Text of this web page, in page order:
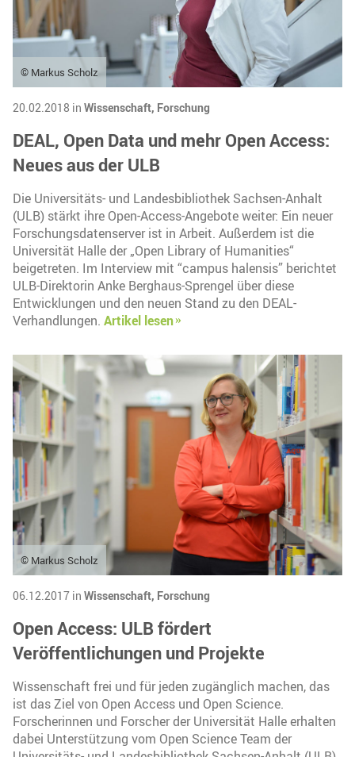
© Markus Scholz
20.02.2018 in Wissenschaft, Forschung
DEAL, Open Data und mehr Open Access:
Neues aus der ULB
Die Universitäts- und Landesbibliothek Sachsen-Anhalt
(ULB) stärkt ihre Open-Access-Angebote weiter: Ein neuer
Forschungsdatenserver ist in Arbeit. Außerdem ist die
Universität Halle der „Open Library of Humanities“
beigetreten. Im Interview mit “campus halensis” berichtet
ULB-Direktorin Anke Berghaus-Sprengel über diese
Entwicklungen und den neuen Stand zu den DEAL-
Verhandlungen. Artikel lesen
© Markus Scholz
06.12.2017 in Wissenschaft, Forschung
Open Access: ULB fördert
Veröffentlichungen und Projekte
Wissenschaft frei und für jeden zugänglich machen, das
ist das Ziel von Open Access und Open Science.
Forscherinnen und Forscher der Universität Halle erhalten
dabei Unterstützung vom Open Science Team der